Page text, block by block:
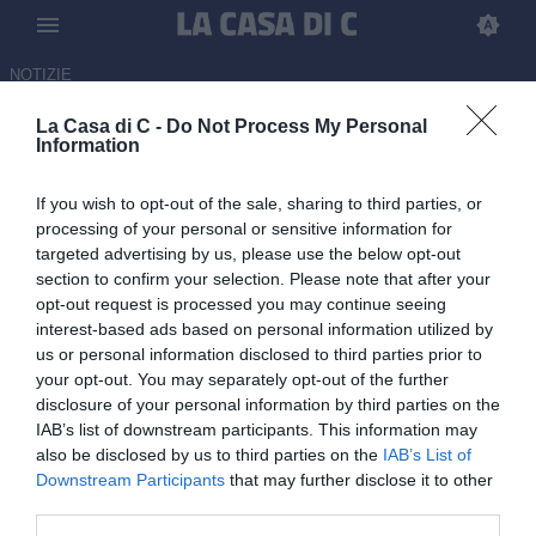
La Casa di C - Do Not Process My Personal
Information
If you wish to opt-out of the sale, sharing to third parties, or
processing of your personal or sensitive information for
targeted advertising by us, please use the below opt-out
section to confirm your selection. Please note that after your
opt-out request is processed you may continue seeing
interest-based ads based on personal information utilized by
us or personal information disclosed to third parties prior to
your opt-out. You may separately opt-out of the further
disclosure of your personal information by third parties on the
IAB’s list of downstream participants. This information may
also be disclosed by us to third parties on the IAB’s List of
Downstream Participants that may further disclose it to other
NOTIZIE
Raggio Garibaldi annuncia il
Pastorino al Vado”
13.06.2026 20:15 di Redazione
Il classe 1989, dopo una lunga carriera, ha deciso di salutare il
calcio giocato: ma è già pronta una nuova avventura nello staff del
neopromosso Vado